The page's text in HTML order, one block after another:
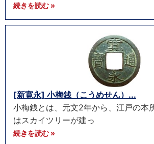
続きを読む »
[新寛永] 小梅銭（こうめせん）...
小梅銭とは、元文2年から、江戸の本
はスカイツリーが建っ
続きを読む »